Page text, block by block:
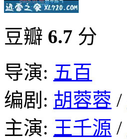
豆瓣 6.7 分
导演: 五百
编剧: 胡蓉蓉 /
主演: 王千源 /